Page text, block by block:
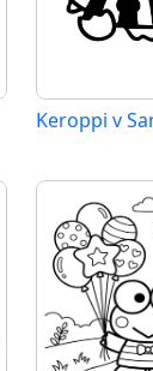
Keroppi v